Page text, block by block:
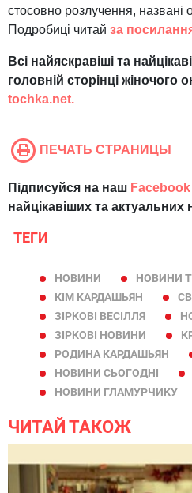
стосовно розлучення, названі
Подробиці читай за
Всі найяскравіші та
головній сторінці жіночого
tochka.net.
ПЕЧАТЬ СТРАНИЦЫ
Підписуйся на наш Facebook
найцікавіших та актуальних
ТЕГИ
НОВИНИ
НОВИНИ
КІМ КАРДАШЬЯН
ЗІРКОВІ ВЕСІЛЛЯ
ЗІРКОВІ НОВИНИ
РОДИНА КАРДАШЬЯН
НОВИНИ СЬОГОДНІ
НОВИНИ ГЛАМУРЧИКУ
ЧИТАЙ ТАКОЖ